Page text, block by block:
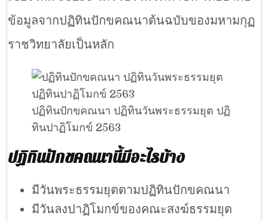
ข้อมูลจากปฏิทินปักขคณนาต้นฉบับของมหามกุฏ
ราชวิทยาลัยเป็นหลัก
ปฏิทินปักขคณนา ปฏิทินวันพระธรรมยุต ปฏิ
ทินปาฏิโมกข์ 2563
ปฏิทินปักขคณนานี้มีอะไรบ้าง
มีวันพระธรรมยุตตามปฏิทินปักขคณนา
มีวันลงปาฏิโมกข์ของคณะสงฆ์ธรรมยุต